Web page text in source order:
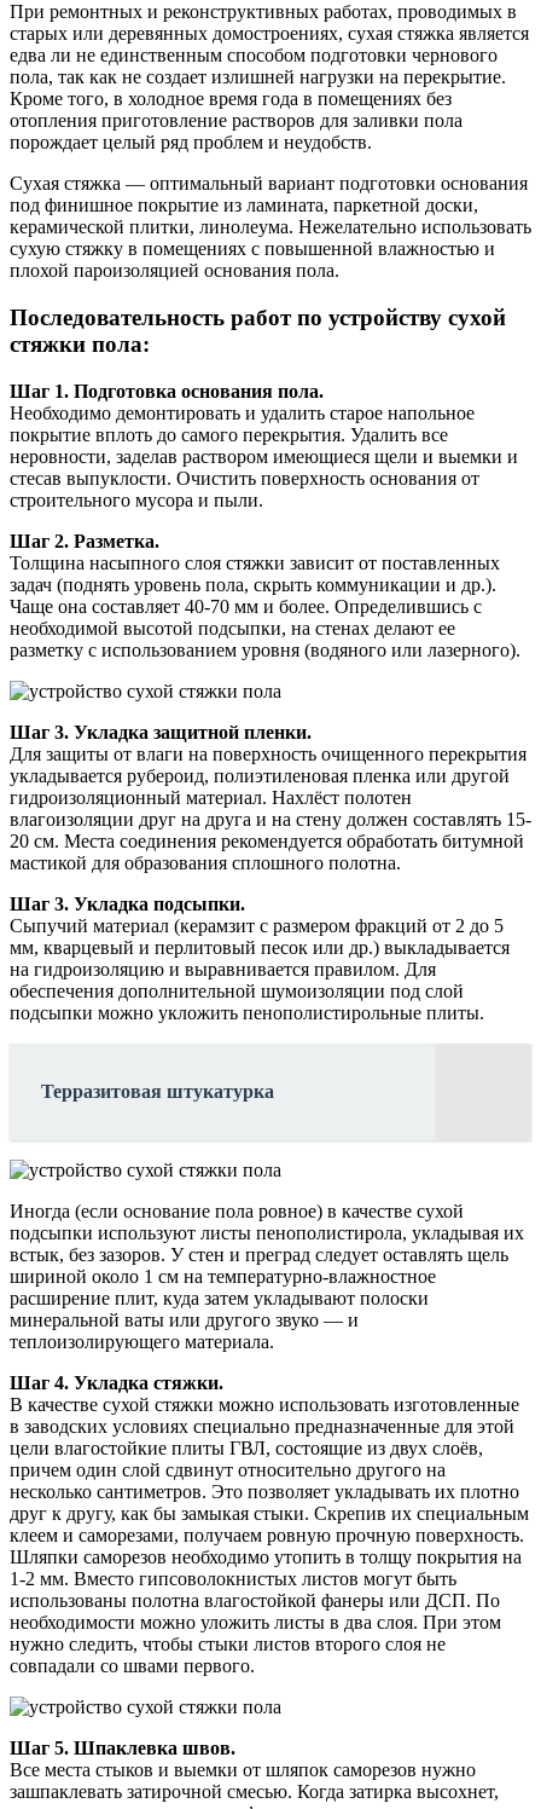
При ремонтных и реконструктивных работах, проводимых в
старых или деревянных домостроениях, сухая стяжка является
едва ли не единственным способом подготовки чернового
пола, так как не создает излишней нагрузки на перекрытие.
Кроме того, в холодное время года в помещениях без
отопления приготовление растворов для заливки пола
порождает целый ряд проблем и неудобств.
Сухая стяжка — оптимальный вариант подготовки основания
под финишное покрытие из ламината, паркетной доски,
керамической плитки, линолеума. Нежелательно использовать
сухую стяжку в помещениях с повышенной влажностью и
плохой пароизоляцией основания пола.
Последовательность работ по устройству сухой
стяжки пола:
Шаг 1. Подготовка основания пола.
Необходимо демонтировать и удалить старое напольное
покрытие вплоть до самого перекрытия. Удалить все
неровности, заделав раствором имеющиеся щели и выемки и
стесав выпуклости. Очистить поверхность основания от
строительного мусора и пыли.
Шаг 2. Разметка.
Толщина насыпного слоя стяжки зависит от поставленных
задач (поднять уровень пола, скрыть коммуникации и др.).
Чаще она составляет 40-70 мм и более. Определившись с
необходимой высотой подсыпки, на стенах делают ее
разметку с использованием уровня (водяного или лазерного).
Шаг 3. Укладка защитной пленки.
Для защиты от влаги на поверхность очищенного перекрытия
укладывается рубероид, полиэтиленовая пленка или другой
гидроизоляционный материал. Нахлёст полотен
влагоизоляции друг на друга и на стену должен составлять 15-
20 см. Места соединения рекомендуется обработать битумной
мастикой для образования сплошного полотна.
Шаг 3. Укладка подсыпки.
Сыпучий материал (керамзит с размером фракций от 2 до 5
мм, кварцевый и перлитовый песок или др.) выкладывается
на гидроизоляцию и выравнивается правилом. Для
обеспечения дополнительной шумоизоляции под слой
подсыпки можно укложить пенополистирольные плиты.
Терразитовая штукатурка
Иногда (если основание пола ровное) в качестве сухой
подсыпки используют листы пенополистирола, укладывая их
встык, без зазоров. У стен и преград следует оставлять щель
шириной около 1 см на температурно-влажностное
расширение плит, куда затем укладывают полоски
минеральной ваты или другого звуко — и
теплоизолирующего материала.
Шаг 4. Укладка стяжки.
В качестве сухой стяжки можно использовать изготовленные
в заводских условиях специально предназначенные для этой
цели влагостойкие плиты ГВЛ, состоящие из двух слоёв,
причем один слой сдвинут относительно другого на
несколько сантиметров. Это позволяет укладывать их плотно
друг к другу, как бы замыкая стыки. Скрепив их специальным
клеем и саморезами, получаем ровную прочную поверхность.
Шляпки саморезов необходимо утопить в толщу покрытия на
1-2 мм. Вместо гипсоволокнистых листов могут быть
использованы полотна влагостойкой фанеры или ДСП. По
необходимости можно уложить листы в два слоя. При этом
нужно следить, чтобы стыки листов второго слоя не
совпадали со швами первого.
Шаг 5. Шпаклевка швов.
Все места стыков и выемки от шляпок саморезов нужно
зашпаклевать затирочной смесью. Когда затирка высохнет,